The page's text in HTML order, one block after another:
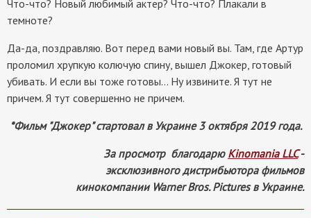
Что-что? Новый любимый актер? Что-что? Плакали в
темноте?
Да-да, поздравляю. Вот перед вами новый вы. Там, где Артур
проломил хрупкую колючую спину, вышел Джокер, готовый
убивать. И если вы тоже готовы… Ну извините. Я тут не
причем. Я тут совершенно не причем.
*Фильм "Джокер" стартовал в Украине 3 октября 2019 года.
За просмотр благодарю Kinomania LLC-
эксклюзивного дистрибьютора фильмов
кинокомпании Warner Bros. Pictures в Украине.